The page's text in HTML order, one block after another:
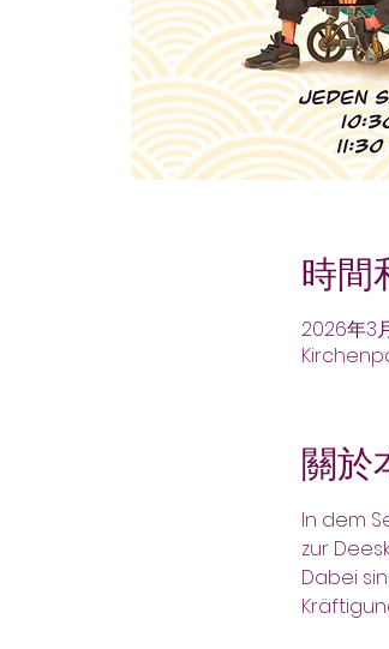
時間
2026年3
關於
In dem
zur
Dabei